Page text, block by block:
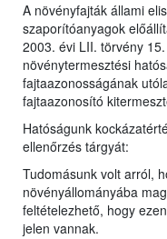
A növényfajták állami
szaporítóanyagok
2003. évi LII. törvény
növénytermesztési
fajtaazonosságának
fajtaazonosító
Hatóságunk
ellenőrzés tárgyát:
Tudomásunk volt arról,
növényállományába
feltételezhető, hogy
jelen vannak.